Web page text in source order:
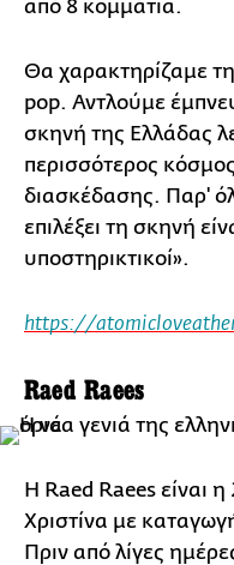
από 8 κομμάτια.
Θα χαρακτηρίζαμε
pop. Αντλούμε
σκηνή της Ελλάδας
περισσότερος
διασκέδασης. Παρ'
επιλέξει τη σκηνή
υποστηρικτικοί».
https://
Raed Raees
Η Raed Raees είναι
Χριστίνα με
Πριν από λίγες